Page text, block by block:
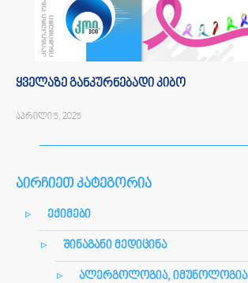
აირჩიეთ კატეგორია
ექიმები
შინაგანი მედიცინა
ალერგოლოგია, იმუნოლოგია
ყველაზე განკურნებადი კიბო
აპრილი 5, 2025